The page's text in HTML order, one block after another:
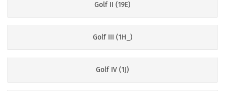
Golf II (19E)
Golf III (1H_)
Golf IV (1J)